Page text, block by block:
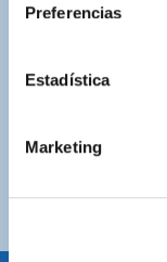
Preferencias
Estadística
Marketing
Contacta
Por
COMPRAS
Plataforma
PayPal.